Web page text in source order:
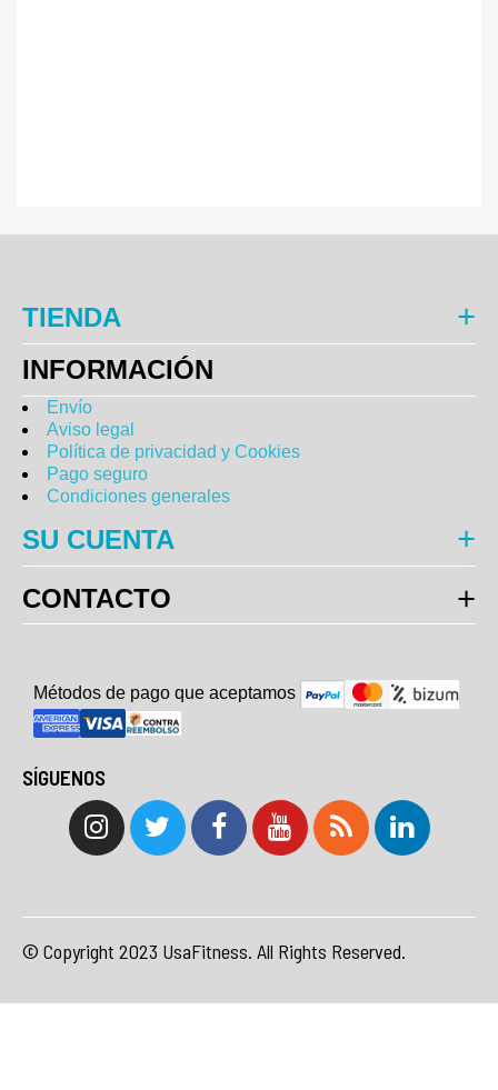
TIENDA
INFORMACIÓN
Envío
Aviso legal
Política de privacidad y Cookies
Pago seguro
Condiciones generales
SU CUENTA
CONTACTO
Métodos de pago que aceptamos
SÍGUENOS
© Copyright 2023 UsaFitness. All Rights Reserved.